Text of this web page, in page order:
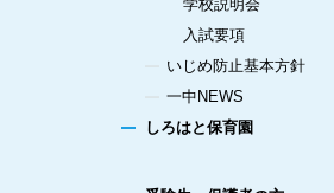
学校説明会
入試要項
いじめ防止基本方針
一中NEWS
しろはと保育園